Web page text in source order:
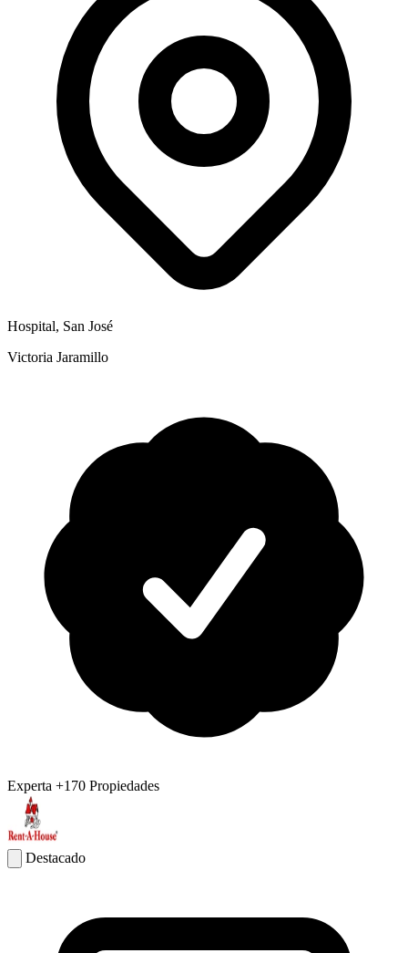
Hospital, San José
Victoria Jaramillo
Experta +170 Propiedades
Destacado